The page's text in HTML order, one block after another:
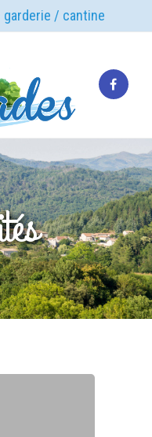
/ cantine